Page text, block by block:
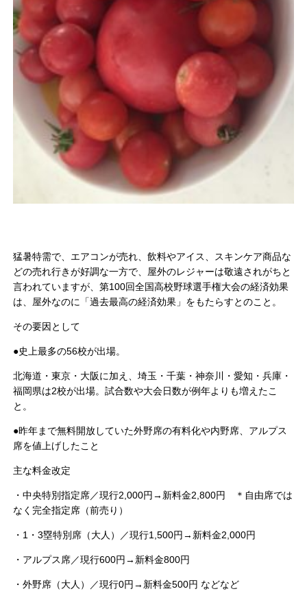
猛暑特需で、エアコンが売れ、飲料やアイス、スキンケア商品な
どの売れ行きが好調な一方で、屋外のレジャーは敬遠されがちと
言われていますが、第100回全国高校野球選手権大会の経済効果
は、屋外なのに「過去最高の経済効果」をもたらすとのこと。
その要因として
●史上最多の56校が出場。
北海道・東京・大阪に加え、埼玉・千葉・神奈川・愛知・兵庫・
福岡県は2校が出場。試合数や大会日数が例年よりも増えたこ
と。
●昨年まで無料開放していた外野席の有料化や内野席、アルプス
席を値上げしたこと
主な料金改定
・中央特別指定席／現行2,000円→新料金2,800円 ＊自由席では
なく完全指定席（前売り）
・1・3塁特別席（大人）／現行1,500円→新料金2,000円
・アルプス席／現行600円→新料金800円
・外野席（大人）／現行0円→新料金500円 などなど